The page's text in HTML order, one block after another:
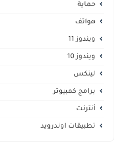
حماية
هواتف
ويندوز 11
ويندوز 10
لينكس
برامج كمبيوتر
أنترنت
تطبيقات اوندرويد